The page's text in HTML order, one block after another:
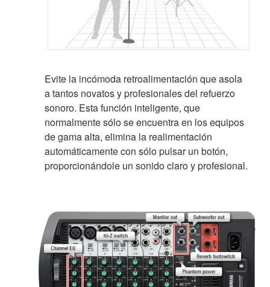
Evite la incómoda retroalimentación que asola
a tantos novatos y profesionales del refuerzo
sonoro. Esta función inteligente, que
normalmente sólo se encuentra en los equipos
de gama alta, elimina la realimentación
automáticamente con sólo pulsar un botón,
proporcionándole un sonido claro y profesional.